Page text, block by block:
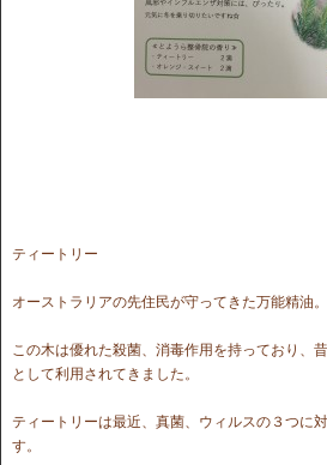
ティートリー
オーストラリアの先住民が守ってきた万能精油。
この木は優れた殺菌、消毒作用を持っており、
として利用されてきました。
ティートリーは最近、真菌、ウィルスの３つに
す。